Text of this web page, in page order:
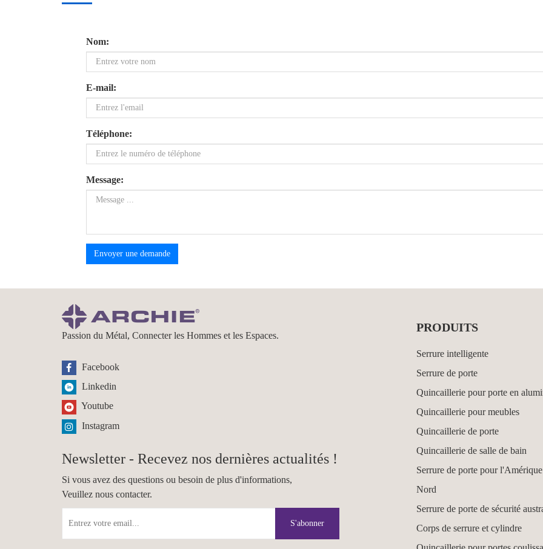
Nom:
E-mail:
Téléphone:
Message:
Envoyer une demande
Passion du Métal, Connecter les Hommes et les Espaces.
Facebook
Linkedin
Youtube
Instagram
Newsletter - Recevez nos dernières actualités !
Si vous avez des questions ou besoin de plus d'informations,
Veuillez nous contacter.
S'abonner
PRODUITS
Serrure intelligente
Serrure de porte
Quincaillerie pour porte en
Quincaillerie pour meubles
Quincaillerie de porte
Quincaillerie de salle de bain
Serrure de porte pour
Nord
Serrure de porte de sécurité
Corps de serrure et cylindre